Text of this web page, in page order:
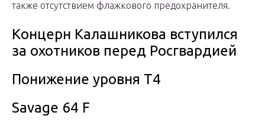
также отсутствием флажкового предохранителя.
Концерн Калашникова вступился
за охотников перед Росгвардией
Понижение уровня Т4
Savage 64 F